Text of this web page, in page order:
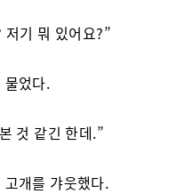
저기 뭐 있어요?”
물었다.
것 같긴 한데.”
고개를 갸웃했다.